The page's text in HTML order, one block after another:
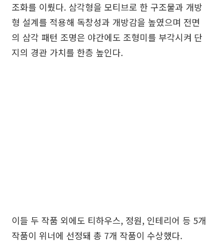
조화를 이뤘다. 삼각형을 모티브로 한 구조물과 개방
형 설계를 적용해 독창성과 개방감을 높였으며 전면
의 삼각 패턴 조명은 야간에도 조형미를 부각시켜 단
지의 경관 가치를 한층 높인다.
이들 두 작품 외에도 티하우스, 정원, 인테리어 등 5개
작품이 위너에 선정돼 총 7개 작품이 수상했다.